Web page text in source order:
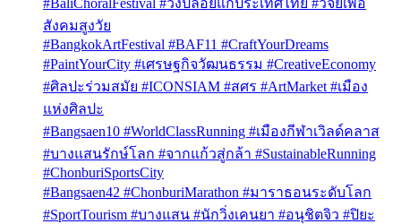
#BaliChoralFestival #วงปล่อยแก่ประเทศไทย #วิจัยเพื่อ
สังคมสูงวัย
#BangkokArtFestival #BAF11 #CraftYourDreams
#PaintYourCity #เศรษฐกิจวัฒนธรรม #CreativeEconomy
#ศิลปะร่วมสมัย #ICONSIAM #สศร #ArtMarket #เมือง
แห่งศิลปะ
#Bangsaen10 #WorldClassRunning #เมืองกีฬาเวิลด์คลาส
#บางแสนรักษ์โลก #จากแก้วสู่กล้า #SustainableRunning
#ChonburiSportsCity
#Bangsaen42 #ChonburiMarathon #มาราธอนระดับโลก
#SportTourism #บางแสน #นักวิ่งเคนยา #อนุชิตจิว #ปิยะ